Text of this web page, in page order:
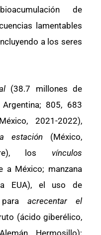
de
lamentables
a los seres
(38.7 millones de
805, 683
2021-2022),
estación (México,
los vínculos
a México; manzana
EUA), el uso de
para acrecentar el
(ácido giberélico,
Hermosillo);